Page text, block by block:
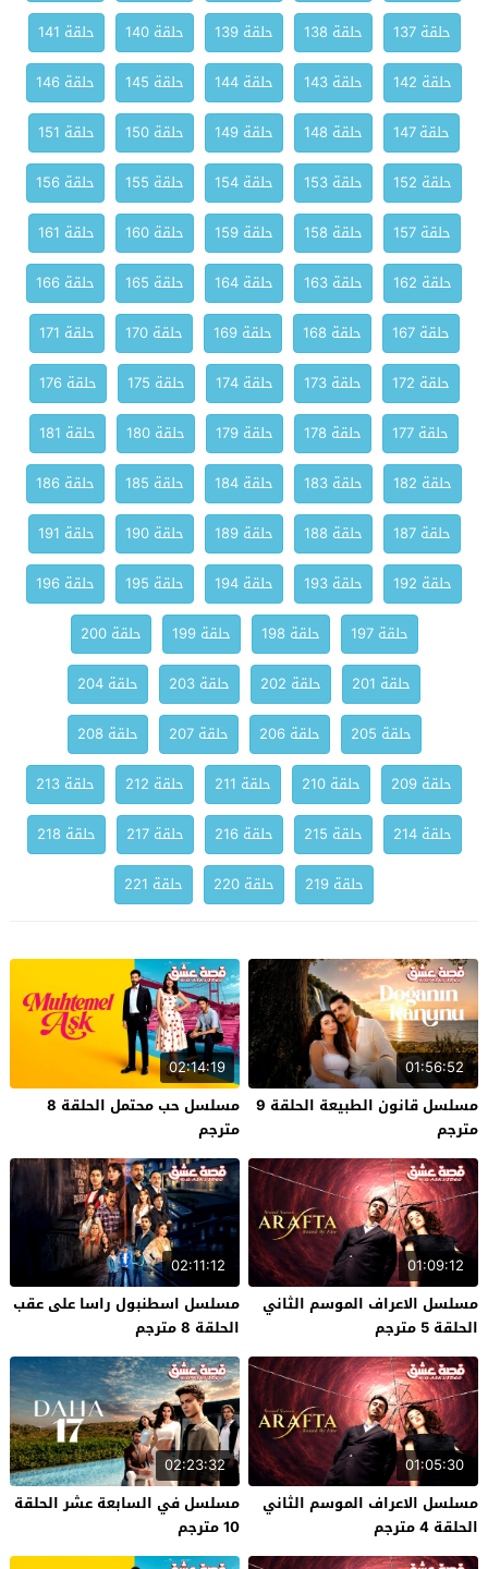
حلقة 137 حلقة 138 حلقة 139 حلقة 140
حلقة 141
حلقة 142
حلقة 143 حلقة 144 حلقة 145
حلقة 146
حلقة 147
حلقة 148 حلقة 149 حلقة 150
حلقة 151
حلقة 152
حلقة 153 حلقة 154 حلقة 155
حلقة 156
حلقة 157
حلقة 158 حلقة 159 حلقة 160
حلقة 161
حلقة 162
حلقة 163 حلقة 164 حلقة 165
حلقة 166
حلقة 167
حلقة 168 حلقة 169 حلقة 170
حلقة 171
حلقة 172
حلقة 173 حلقة 174 حلقة 175
حلقة 176
حلقة 177
حلقة 178 حلقة 179 حلقة 180
حلقة 181
حلقة 182
حلقة 183 حلقة 184 حلقة 185
حلقة 186
حلقة 187
حلقة 188 حلقة 189 حلقة 190
حلقة 191
حلقة 192
حلقة 193 حلقة 194 حلقة 195
حلقة 196
حلقة 197
حلقة 198 حلقة 199
حلقة 200
حلقة 201
حلقة 202 حلقة 203
حلقة 204
حلقة 205
حلقة 206 حلقة 207
حلقة 208
حلقة 209
حلقة 210 حلقة 211 حلقة 212
حلقة 213
حلقة 214
حلقة 215 حلقة 216 حلقة 217
حلقة 218
حلقة 219
حلقة 220 حلقة 221
01:56:52
مسلسل قانون الطبيعة الحلقة 9
مترجم
02:14:19
مسلسل حب محتمل الحلقة 8
مترجم
01:09:12
مسلسل الاعراف الموسم الثاني
الحلقة 5 مترجم
02:11:12
مسلسل اسطنبول راسا على عقب
الحلقة 8 مترجم
01:05:30
مسلسل الاعراف الموسم الثاني
الحلقة 4 مترجم
02:23:32
مسلسل في السابعة عشر الحلقة
10 مترجم